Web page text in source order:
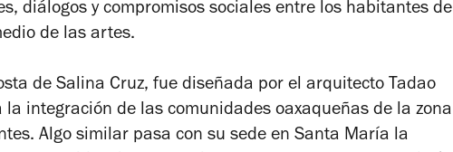
diálogos y compromisos sociales entre los habitantes de
de las artes.
de Salina Cruz, fue diseñada por el arquitecto Tadao
la integración de las comunidades oaxaqueñas de la zona
Algo similar pasa con su sede en Santa María la